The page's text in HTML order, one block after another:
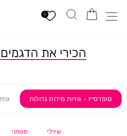
לתוכן
0
חיפוש ניווט באתר
הזמנה
הכירי את
סופרסייז - גוזיות מידות גדולות
שירלי סטפני